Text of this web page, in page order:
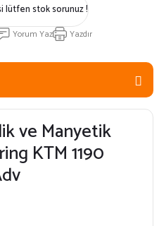
lütfen stok sorunuz !
Yorum Yaz Yazdır
ve Manyetik
KTM 1190